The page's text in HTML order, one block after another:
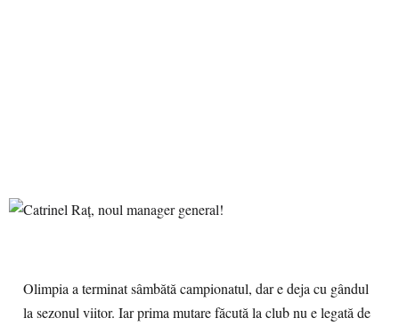
Olimpia a terminat sâmbătă campionatul, dar e deja cu gândul
la sezonul viitor. Iar prima mutare făcută la club nu e legată de